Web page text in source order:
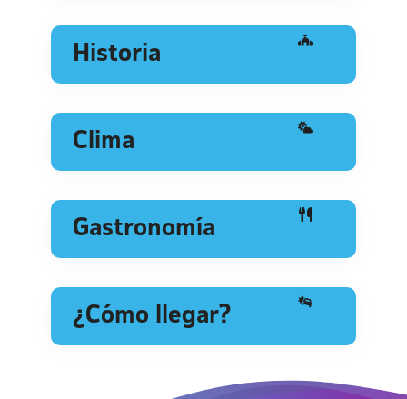
Historia
Clima
Gastronomía
¿Cómo llegar?